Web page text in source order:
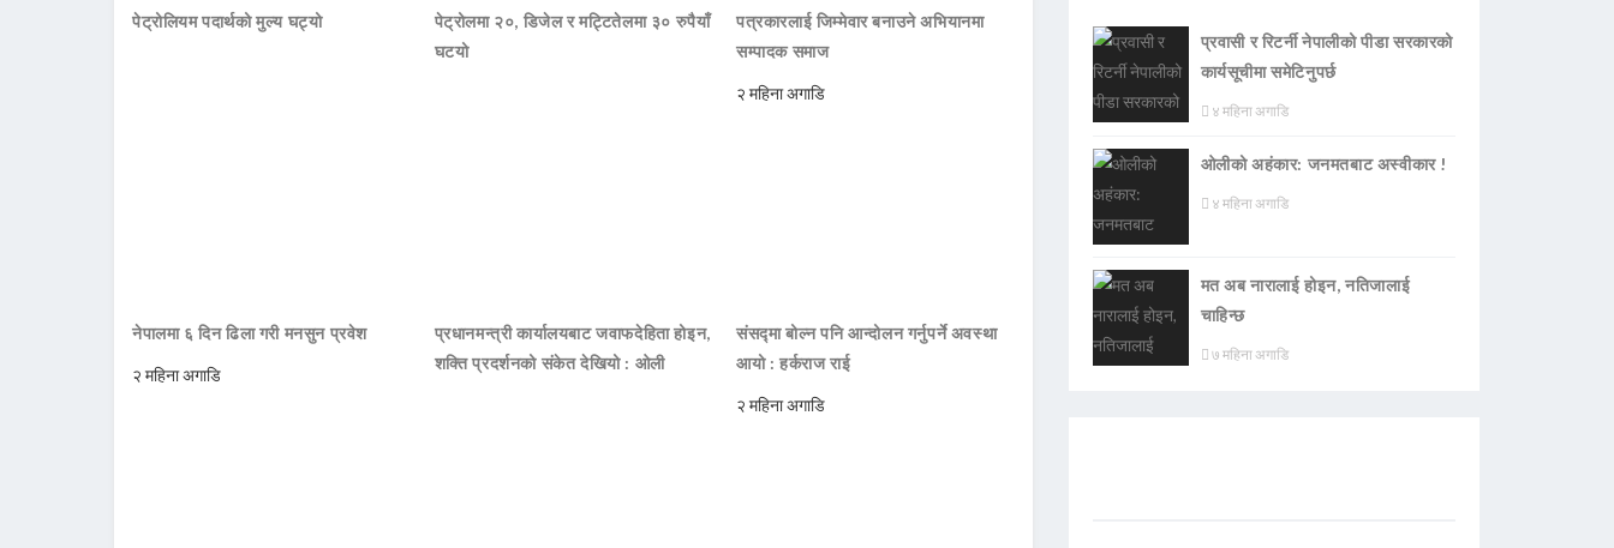
पेट्रोलियम पदार्थको मुल्य घट्यो
पेट्रोलमा २०, डिजेल र मट्टितेलमा ३० रुपैयाँ
घटयो
पत्रकारलाई जिम्मेवार बनाउने अभियानमा
सम्पादक समाज
२ महिना अगाडि
नेपालमा ६ दिन ढिला गरी मनसुन प्रवेश
२ महिना अगाडि
प्रधानमन्त्री कार्यालयबाट जवाफदेहिता होइन,
शक्ति प्रदर्शनको संकेत देखियो : ओली
संसद्मा बोल्न पनि आन्दोलन गर्नुपर्ने अवस्था
आयो : हर्कराज राई
२ महिना अगाडि
प्रवासी र रिटर्नी नेपालीको पीडा सरकारको
कार्यसूचीमा समेटिनुपर्छ
४ महिना अगाडि
ओलीको अहंकार: जनमतबाट अस्वीकार !
४ महिना अगाडि
मत अब नारालाई होइन, नतिजालाई
चाहिन्छ
७ महिना अगाडि